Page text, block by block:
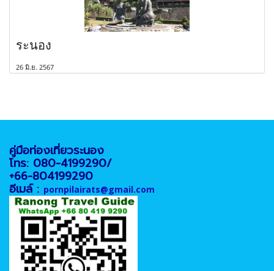
ระนอง
26 มิ.ย. 2567
คู่มือท่องเที่ยวระนอง
โทร: 080-4199290/
+66-804199290
อีเมล์ : pornpilairats@gmail.com